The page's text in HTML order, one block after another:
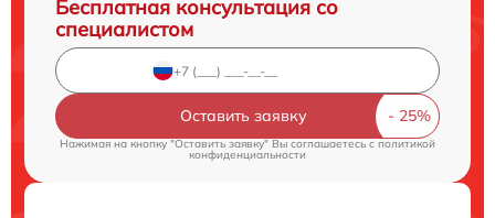
Бесплатная консультация со
специалистом
Оставить заявку
Нажимая на кнопку "Оставить заявку" Вы соглашаетесь c политикой
конфиденциальности